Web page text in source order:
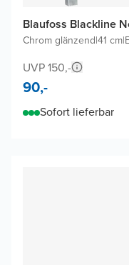
Blaufoss Blackline
Chrom glänzend|41 cm|
UVP 150,-
90,-
Sofort lieferbar